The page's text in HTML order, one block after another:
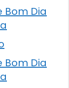
Bom Dia
Bom Dia